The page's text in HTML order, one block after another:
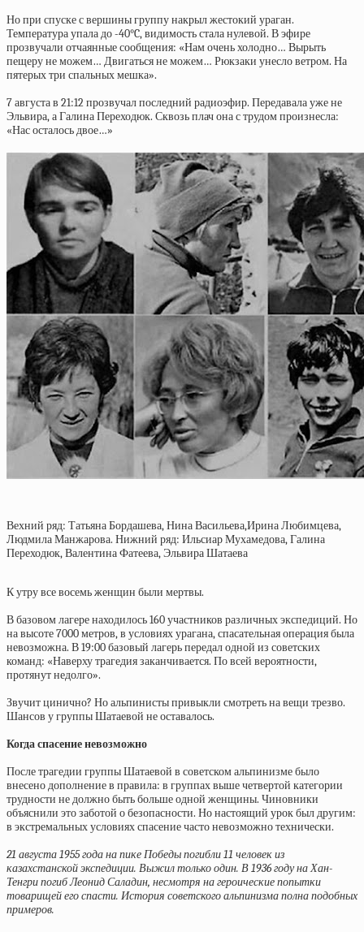
Но при спуске с вершины группу накрыл жестокий ураган.
Температура упала до -40°C, видимость стала нулевой. В эфире
прозвучали отчаянные сообщения: «Нам очень холодно… Вырыть
пещеру не можем… Двигаться не можем… Рюкзаки унесло ветром. На
пятерых три спальных мешка».
7 августа в 21:12 прозвучал последний радиоэфир. Передавала уже не
Эльвира, а Галина Переходюк. Сквозь плач она с трудом произнесла:
«Нас осталось двое…»
Вехний ряд: Татьяна Бордашева, Нина Васильева,Ирина Любимцева,
Людмила Манжарова. Нижний ряд: Ильсиар Мухамедова, Галина
Переходюк, Валентина Фатеева, Эльвира Шатаева
К утру все восемь женщин были мертвы.
В базовом лагере находилось 160 участников различных экспедиций. Но
на высоте 7000 метров, в условиях урагана, спасательная операция была
невозможна. В 19:00 базовый лагерь передал одной из советских
команд: «Наверху трагедия заканчивается. По всей вероятности,
протянут недолго».
Звучит цинично? Но альпинисты привыкли смотреть на вещи трезво.
Шансов у группы Шатаевой не оставалось.
Когда спасение невозможно
После трагедии группы Шатаевой в советском альпинизме было
внесено дополнение в правила: в группах выше четвертой категории
трудности не должно быть больше одной женщины. Чиновники
объяснили это заботой о безопасности. Но настоящий урок был другим:
в экстремальных условиях спасение часто невозможно технически.
21 августа 1955 года на пике Победы погибли 11 человек из
казахстанской экспедиции. Выжил только один. В 1936 году на Хан-
Тенгри погиб Леонид Саладин, несмотря на героические попытки
товарищей его спасти. История советского альпинизма полна подобных
примеров.